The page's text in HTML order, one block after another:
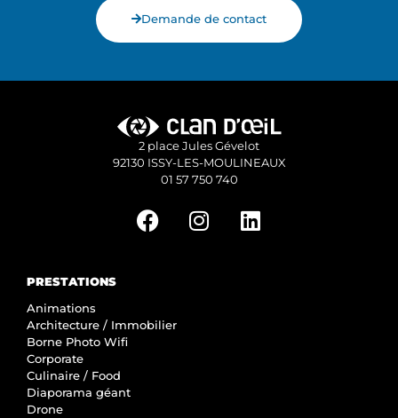
Demande de contact
2 place Jules Gévelot
92130 ISSY-LES-MOULINEAUX
01 57 750 740
PRESTATIONS
Animations
Architecture / Immobilier
Borne Photo Wifi
Corporate
Culinaire / Food
Diaporama géant
Drone